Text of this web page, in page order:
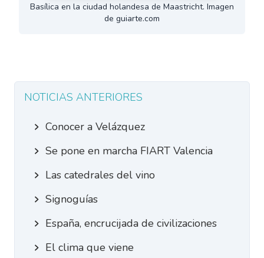
Basílica en la ciudad holandesa de Maastricht. Imagen
de guiarte.com
NOTICIAS ANTERIORES
Conocer a Velázquez
Se pone en marcha FIART Valencia
Las catedrales del vino
Signoguías
España, encrucijada de civilizaciones
El clima que viene